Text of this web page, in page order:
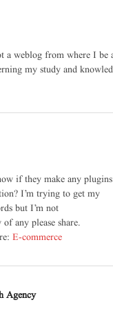
weblog from where I be
my study and
if they make any plugins
I’m trying to get my
but I’m not
any please share.
E-commerce
Agency